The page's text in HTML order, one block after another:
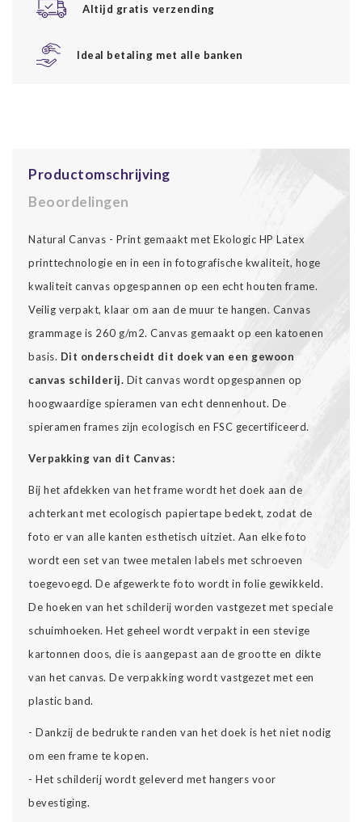
Altijd gratis verzending
Ideal betaling met alle banken
Productomschrijving
Beoordelingen
Natural Canvas - Print gemaakt met Ekologic HP Latex
printtechnologie en in een in fotografische kwaliteit, hoge
kwaliteit canvas opgespannen op een echt houten frame.
Veilig verpakt, klaar om aan de muur te hangen. Canvas
grammage is 260 g/m2. Canvas gemaakt op een katoenen
basis. Dit onderscheidt dit doek van een gewoon
canvas schilderij. Dit canvas wordt opgespannen op
hoogwaardige spieramen van echt dennenhout. De
spieramen frames zijn ecologisch en FSC gecertificeerd.
Verpakking van dit Canvas:
Bij het afdekken van het frame wordt het doek aan de
achterkant met ecologisch papiertape bedekt, zodat de
foto er van alle kanten esthetisch uitziet. Aan elke foto
wordt een set van twee metalen labels met schroeven
toegevoegd. De afgewerkte foto wordt in folie gewikkeld.
De hoeken van het schilderij worden vastgezet met speciale
schuimhoeken. Het geheel wordt verpakt in een stevige
kartonnen doos, die is aangepast aan de grootte en dikte
van het canvas. De verpakking wordt vastgezet met een
plastic band.
- Dankzij de bedrukte randen van het doek is het niet nodig
om een frame te kopen.
- Het schilderij wordt geleverd met hangers voor
bevestiging.